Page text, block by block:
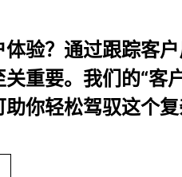
验？通过跟踪客
重要。我们的“客
你轻松驾驭这个复